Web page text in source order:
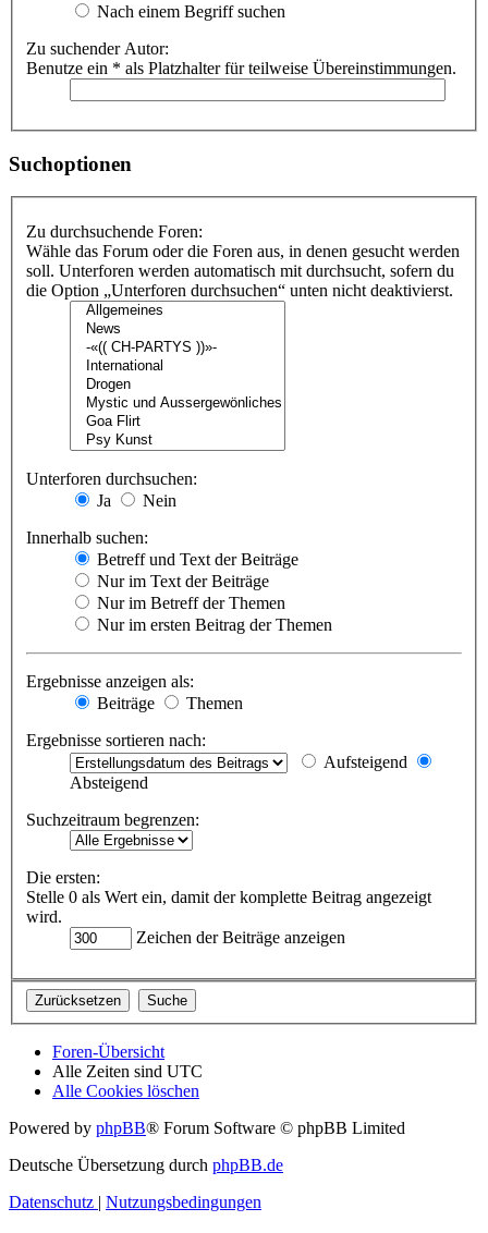
Nach einem Begriff suchen
Zu suchender Autor:
Benutze ein * als Platzhalter für teilweise Übereinstimmungen.
Suchoptionen
Zu durchsuchende Foren:
Wähle das Forum oder die Foren aus, in denen gesucht werden
soll. Unterforen werden automatisch mit durchsucht, sofern du
die Option „Unterforen durchsuchen“ unten nicht deaktivierst.
Unterforen durchsuchen:
Ja
Nein
Innerhalb suchen:
Betreff und Text der Beiträge
Nur im Text der Beiträge
Nur im Betreff der Themen
Nur im ersten Beitrag der Themen
Ergebnisse anzeigen als:
Beiträge
Themen
Ergebnisse sortieren nach:
Aufsteigend
Absteigend
Suchzeitraum begrenzen:
Die ersten:
Stelle 0 als Wert ein, damit der komplette Beitrag angezeigt
wird.
Zeichen der Beiträge anzeigen
Foren-Übersicht
Alle Zeiten sind UTC
Alle Cookies löschen
Powered by phpBB® Forum Software © phpBB Limited
Deutsche Übersetzung durch phpBB.de
Datenschutz | Nutzungsbedingungen